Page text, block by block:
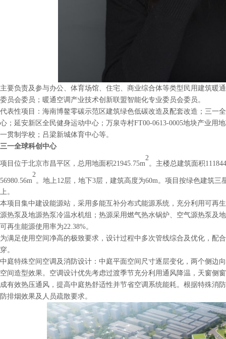
主要负责及参与办公、体育场馆、住宅、商业综合体等类型民用建筑暖
委员会委员；暖通空调产业技术创新联盟智能化专业委员会委员。
代表性项目：海南博鳌零碳示范区建筑绿色低碳改造及配套改造；三一
心；延安新区全民健身运动中心；万泉寺村FT00-0613-0005地块产业用
一贯制学校；吕梁新城体育中心等。
三一全球科创中心
项目位于北京市昌平区，总用地面积21945.75m
2
。主楼总建筑面积
56980.56m
2
。地上 12层，地下3层，建筑高度为60m。项目按绿色建筑
上。
本项目集中建设能源站，采用多能互补分布式能源系统，充分利用可再
源热泵及地源热泵冷温水机组；热源采用燃气热水锅炉、空气源热泵及
可再生能源使用率为22.38%。
为满足使用空间净高的极致要求，设计过程中多次管线综合及优化，配
穿。
中庭特殊空间空调及消防设计：中庭平面空间尺寸逐层变化，两个侧边
空间造型效果。空调设计优先考虑过渡季节充分利用通风降温，天窗侧
成有效热压通风，提高中庭热舒适性并节省空调系统能耗。根据特殊消
防排烟效果及人员疏散要求。